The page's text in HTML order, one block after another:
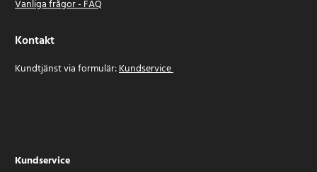
Vanliga frågor - FAQ
Kontakt
Kundtjänst via formulär:Kundservice
Kundservice